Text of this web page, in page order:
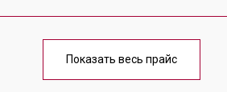
от 60 мин
Показать весь прайс